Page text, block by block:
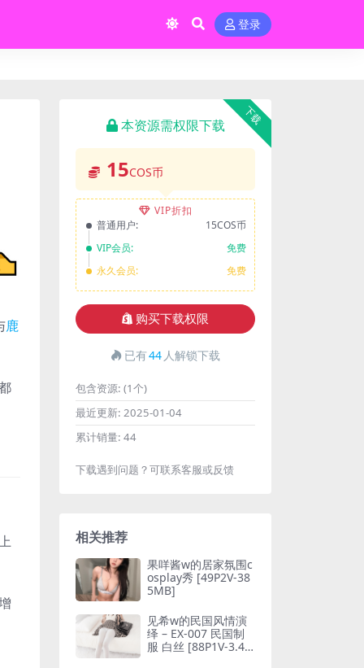
登录
鹿
下载
本资源需权限下载
15COS币
VIP折扣
普通用户:
15COS币
VIP会员:
免费
永久会员:
免费
购买下载权限
已有44 人解锁下载
包含资源: (1个)
最近更新: 2025-01-04
累计销量: 44
下载遇到问题？可联系客服或反馈
相关推荐
果咩酱w的居家氛围c
osplay秀 [49P2V-38
5MB]
见希w的民国风情演
绎 – EX-007 民国制
服 白丝 [88P1V-3.45